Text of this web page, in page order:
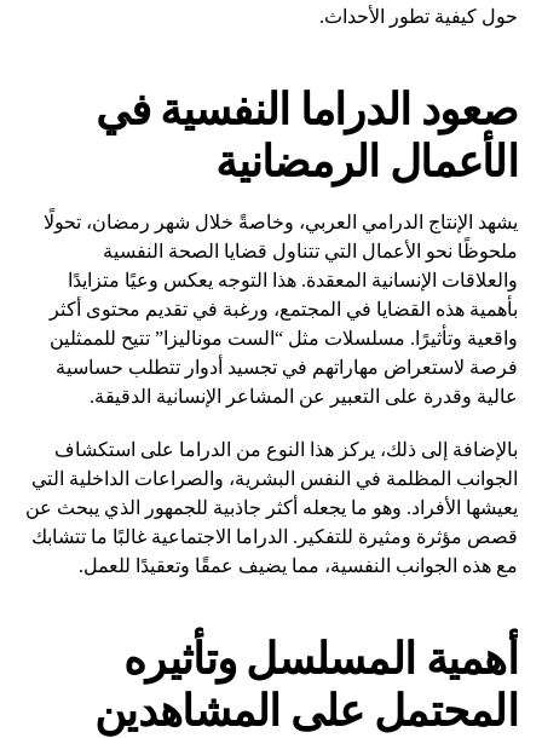
حول كيفية تطور الأحداث.
صعود الدراما النفسية في
الأعمال الرمضانية
يشهد الإنتاج الدرامي العربي، وخاصةً خلال شهر رمضان، تحولًا
ملحوظًا نحو الأعمال التي تتناول قضايا الصحة النفسية
والعلاقات الإنسانية المعقدة. هذا التوجه يعكس وعيًا متزايدًا
بأهمية هذه القضايا في المجتمع، ورغبة في تقديم محتوى أكثر
واقعية وتأثيرًا. مسلسلات مثل “الست موناليزا” تتيح للممثلين
فرصة لاستعراض مهاراتهم في تجسيد أدوار تتطلب حساسية
عالية وقدرة على التعبير عن المشاعر الإنسانية الدقيقة.
بالإضافة إلى ذلك، يركز هذا النوع من الدراما على استكشاف
الجوانب المظلمة في النفس البشرية، والصراعات الداخلية التي
يعيشها الأفراد. وهو ما يجعله أكثر جاذبية للجمهور الذي يبحث عن
قصص مؤثرة ومثيرة للتفكير. الدراما الاجتماعية غالبًا ما تتشابك
مع هذه الجوانب النفسية، مما يضيف عمقًا وتعقيدًا للعمل.
أهمية المسلسل وتأثيره
المحتمل على المشاهدين